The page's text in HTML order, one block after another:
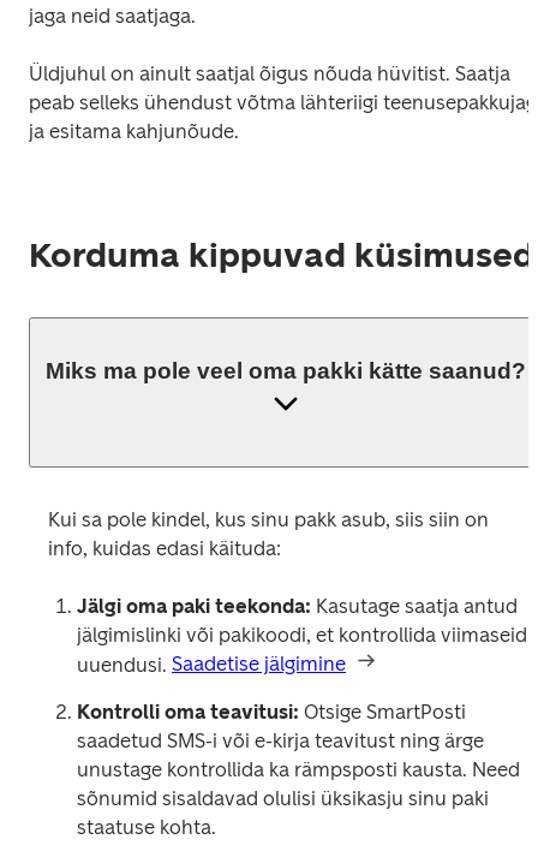
jaga neid saatjaga.
Üldjuhul on ainult saatjal õigus nõuda hüvitist. Saatja
peab selleks ühendust võtma lähteriigi
ja esitama kahjunõude.
Korduma kippuvad küsimused
Miks ma pole veel oma pakki kätte saanud?
Kui sa pole kindel, kus sinu pakk asub, siis siin on
info, kuidas edasi käituda:
Jälgi oma paki teekonda: Kasutage saatja antud
jälgimislinki või pakikoodi, et kontrollida viimaseid
uuendusi. Saadetise jälgimine
Kontrolli oma teavitusi: Otsige SmartPosti
saadetud SMS-i või e-kirja teavitust ning ärge
unustage kontrollida ka rämpsposti kausta. Need
sõnumid sisaldavad olulisi üksikasju sinu paki
staatuse kohta.